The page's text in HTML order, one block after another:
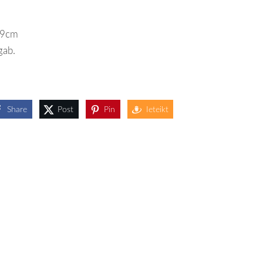
Share Post Pin Ieteikt